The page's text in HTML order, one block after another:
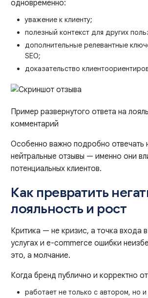
одновременно:
уважение к клиенту;
полезный контекст для других
дополнительные релевантные
SEO;
доказательство
Пример развернутого ответа на
комментарий
Особенно важно подробно отвечать
нейтральные отзывы — именно они
потенциальных клиентов.
Как превратить
лояльность и рост
Критика — не кризис, а точка входа
услугах и e-commerce ошибки
это, а молчание.
Когда бренд публично и корректно
работает не только с автором, но